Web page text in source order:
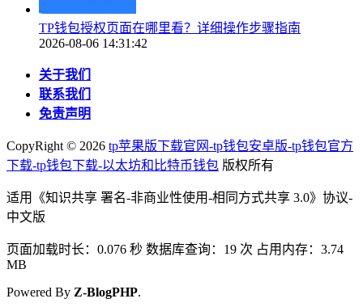
TP钱包授权页面在哪里看？详细操作步骤指南
2026-08-06 14:31:42
关于我们
联系我们
免责声明
CopyRight © 2026 tp苹果版下载官网-tp钱包安卓版-tp钱包官方
下载-tp钱包下载-以太坊和比特币钱包 版权所有
适用《知识共享 署名-非商业性使用-相同方式共享 3.0》协议-
中文版
页面加载时长：0.076 秒 数据库查询：19 次 占用内存：3.74
MB
Powered By Z-BlogPHP.